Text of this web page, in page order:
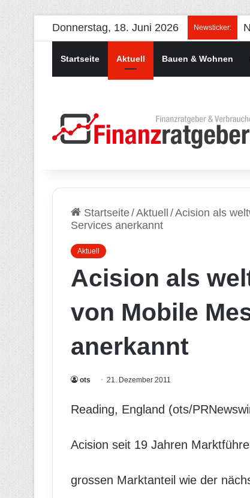
Donnerstag, 18. Juni 2026 Newsticker:
Startseite Aktuell Bauen & Wohnen
Startseite/Aktuell /Acision als
Services anerkannt
Aktuell
Acision als
von Mobile
anerkannt
ots 21. Dezember 2011
Reading, England (ots/
Acision seit 19 Jahren
grossen Marktanteil wie der